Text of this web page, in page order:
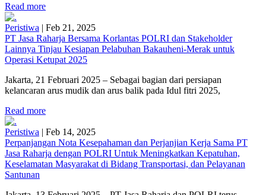
Read more
Peristiwa | Feb 21, 2025
PT Jasa Raharja Bersama Korlantas POLRI dan Stakeholder
Lainnya Tinjau Kesiapan Pelabuhan Bakauheni-Merak untuk
Operasi Ketupat 2025
Jakarta, 21 Februari 2025 – Sebagai bagian dari persiapan
kelancaran arus mudik dan arus balik pada Idul fitri 2025,
Read more
Peristiwa | Feb 14, 2025
Perpanjangan Nota Kesepahaman dan Perjanjian Kerja Sama PT
Jasa Raharja dengan POLRI Untuk Meningkatkan Kepatuhan,
Keselamatan Masyarakat di Bidang Transportasi, dan Pelayanan
Santunan